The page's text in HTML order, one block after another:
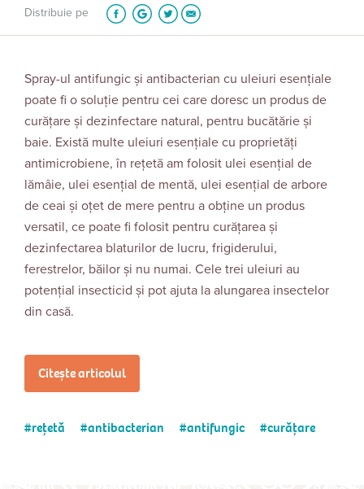
Distribuie pe
Spray-ul antifungic și antibacterian cu uleiuri esențiale
poate fi o soluție pentru cei care doresc un produs de
curățare și dezinfectare natural, pentru bucătărie și
baie. Există multe uleiuri esențiale cu proprietăți
antimicrobiene, în rețetă am folosit ulei esențial de
lămâie, ulei esențial de mentă, ulei esențial de arbore
de ceai și oțet de mere pentru a obține un produs
versatil, ce poate fi folosit pentru curățarea și
dezinfectarea blaturilor de lucru, frigiderului,
ferestrelor, băilor și nu numai. Cele trei uleiuri au
potențial insecticid și pot ajuta la alungarea insectelor
din casă.
Citește articolul
rețetă antibacterian antifungic curățare